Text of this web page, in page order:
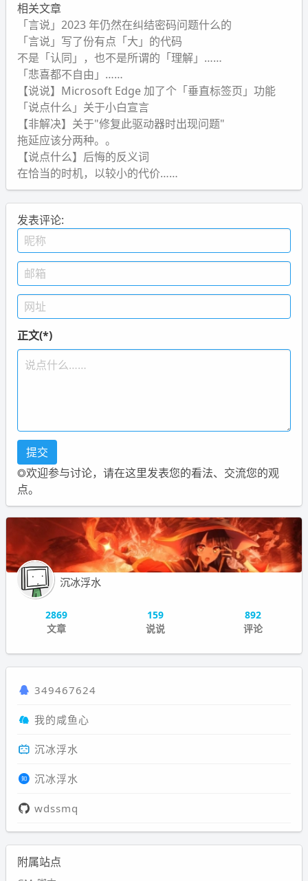
相关文章
「言说」2023 年仍然在纠结密码问题什么的
「言说」写了份有点「大」的代码
不是「认同」，也不是所谓的「理解」……
「悲喜都不自由」……
【说说】Microsoft Edge 加了个「垂直标签页」功能
「说点什么」关于小白宣言
【非解决】关于"修复此驱动器时出现问题"
拖延应该分两种。。
【说点什么】后悔的反义词
在恰当的时机，以较小的代价……
发表评论:
正文(*)
◎欢迎参与讨论，请在这里发表您的看法、交流您的观
点。
沉冰浮水
2869
文章
159
说说
892
评论
349467624
我的咸鱼心
沉冰浮水
沉冰浮水
wdssmq
附属站点